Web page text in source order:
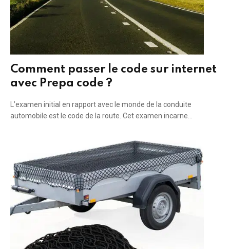
Comment passer le code sur internet
avec Prepa code ?
L’examen initial en rapport avec le monde de la conduite
automobile est le code de la route. Cet examen incarne…